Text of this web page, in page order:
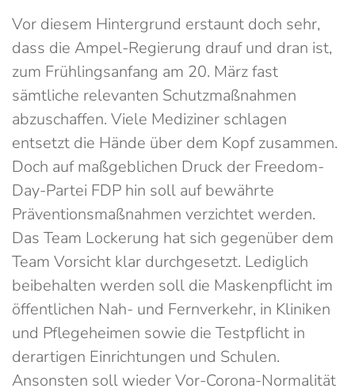
Vor diesem Hintergrund erstaunt doch sehr,
dass die Ampel-Regierung drauf und dran ist,
zum Frühlingsanfang am 20. März fast
sämtliche relevanten Schutzmaßnahmen
abzuschaffen. Viele Mediziner schlagen
entsetzt die Hände über dem Kopf zusammen.
Doch auf maßgeblichen Druck der Freedom-
Day-Partei FDP hin soll auf bewährte
Präventionsmaßnahmen verzichtet werden.
Das Team Lockerung hat sich gegenüber dem
Team Vorsicht klar durchgesetzt. Lediglich
beibehalten werden soll die Maskenpflicht im
öffentlichen Nah- und Fernverkehr, in Kliniken
und Pflegeheimen sowie die Testpflicht in
derartigen Einrichtungen und Schulen.
Ansonsten soll wieder Vor-Corona-Normalität